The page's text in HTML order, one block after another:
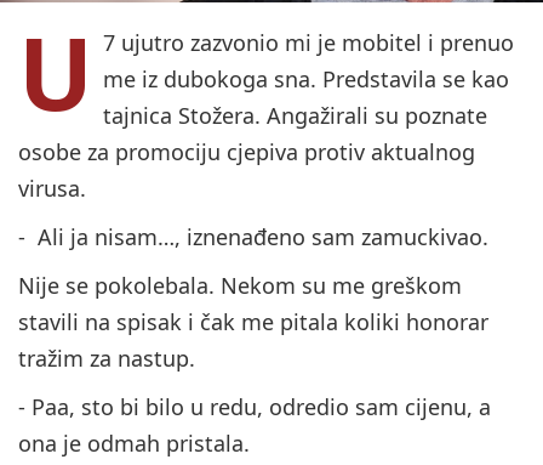
U
7 ujutro zazvonio mi je mobitel i prenuo
me iz dubokoga sna. Predstavila se kao
tajnica Stožera. Angažirali su poznate
osobe za promociju cjepiva protiv aktualnog
virusa.
- Ali ja nisam…, iznenađeno sam zamuckivao.
Nije se pokolebala. Nekom su me greškom
stavili na spisak i čak me pitala koliki honorar
tražim za nastup.
- Paa, sto bi bilo u redu, odredio sam cijenu, a
ona je odmah pristala.